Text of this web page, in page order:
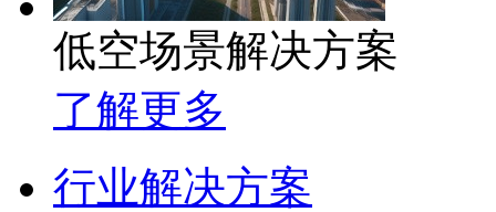
低空场景解决方案
了解更多
行业解决方案